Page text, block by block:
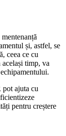
și, astfel, se
ceea ce cu
timp, va
ajuta cu
pentru creștere